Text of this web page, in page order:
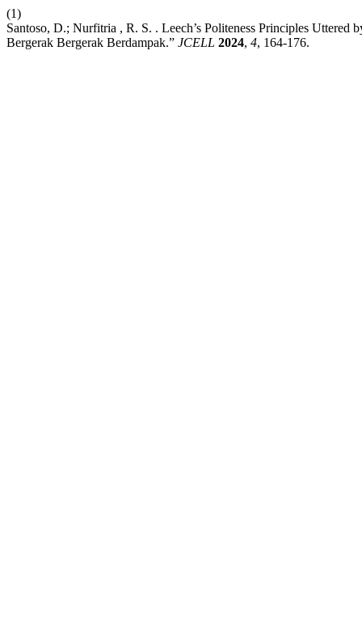
(1)
Santoso, D.; Nurfitria , R. S. . Leech’s Politeness Principles
Bergerak Bergerak Berdampak.” JCELL 2024, 4, 164-176.